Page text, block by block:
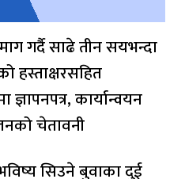
गर्दै साढे तीन सयभन्दा
हस्ताक्षरसहित
ज्ञापनपत्र, कार्यान्वयन
चेतावनी
सिउने बुवाका दुई